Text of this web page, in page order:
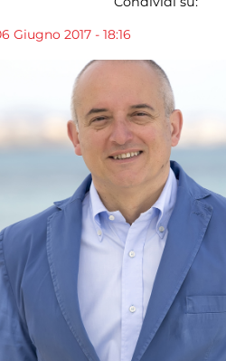
Giugno 2017 - 18:16